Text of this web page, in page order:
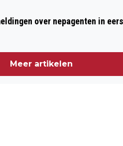
over nepagenten in
Meer artikelen